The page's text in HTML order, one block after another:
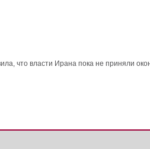
что власти Ирана пока не приняли